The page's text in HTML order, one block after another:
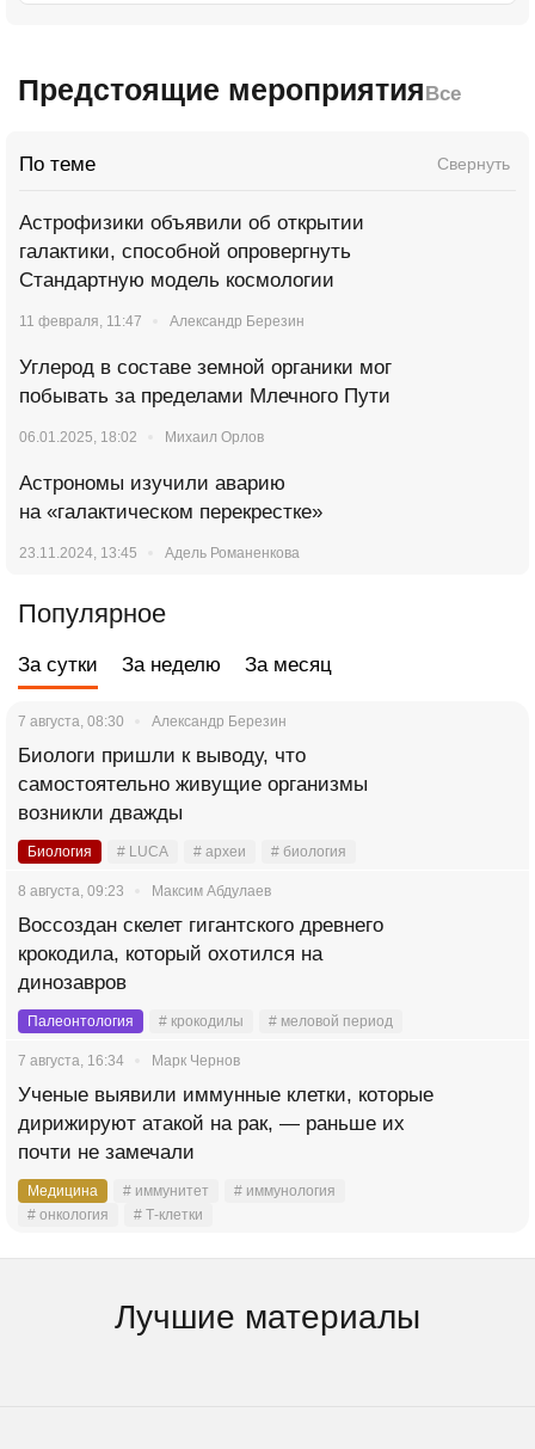
Предстоящие мероприятия Все
По теме Свернуть
Астрофизики объявили об открытии
галактики, способной опровергнуть
Стандартную модель космологии
11 февраля, 11:47 Александр Березин
Углерод в составе земной органики мог
побывать за пределами Млечного Пути
06.01.2025, 18:02 Михаил Орлов
Астрономы изучили аварию
на «галактическом перекрестке»
23.11.2024, 13:45 Адель Романенкова
Популярное
За сутки За неделю За месяц
7 августа, 08:30 Александр Березин
Биологи пришли к выводу, что
самостоятельно живущие организмы
возникли дважды
Биология # LUCA # археи # биология
8 августа, 09:23 Максим Абдулаев
Воссоздан скелет гигантского древнего
крокодила, который охотился на
динозавров
Палеонтология # крокодилы # меловой период
7 августа, 16:34 Марк Чернов
Ученые выявили иммунные клетки, которые
дирижируют атакой на рак, — раньше их
почти не замечали
Медицина # иммунитет
# иммунология
# онкология
# Т-клетки
Лучшие материалы